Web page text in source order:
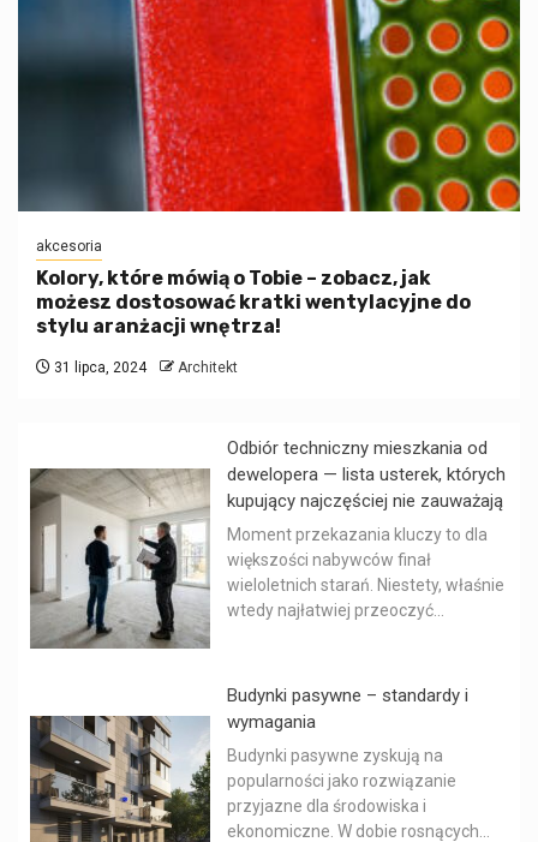
akcesoria
Kolory, które mówią o Tobie – zobacz, jak
możesz dostosować kratki wentylacyjne do
stylu aranżacji wnętrza!
31 lipca, 2024 Architekt
Odbiór techniczny mieszkania od
dewelopera — lista usterek, których
kupujący najczęściej nie zauważają
Moment przekazania kluczy to dla
większości nabywców finał
wieloletnich starań. Niestety, właśnie
wtedy najłatwiej przeoczyć...
Budynki pasywne – standardy i
wymagania
Budynki pasywne zyskują na
popularności jako rozwiązanie
przyjazne dla środowiska i
ekonomiczne. W dobie rosnących...